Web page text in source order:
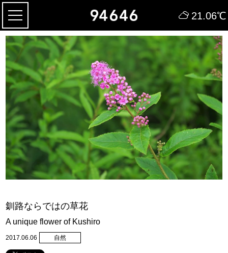
21.06℃
釧路ならではの草花
A unique flower of Kushiro
2017.06.06 自然